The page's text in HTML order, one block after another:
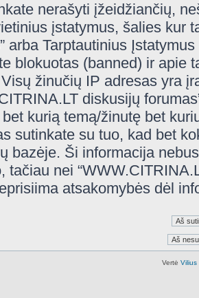
nerašyti įžeidžiančių,
įstatymus, šalies kur
arba Tarptautinius
blokuotas (banned) ir apie
žinučių IP adresas yra
diskusijų
kurią temą/žinutę bet
sutinkate su tuo, kad bet
bazėje. Ši informacija
tačiau nei
atsakomybės dėl
Vertė Vilius